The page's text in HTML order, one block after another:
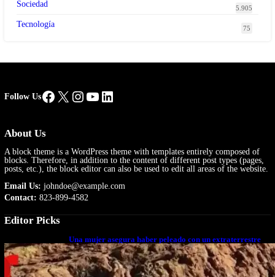
Sociedad 5.905
Tecnología 75
Follow UsFacebook
X Instagram
YouTube
LinkedIn
About Us
A block theme is a WordPress theme with templates entirely composed of
blocks. Therefore, in addition to the content of different post types (pages,
posts, etc.), the block editor can also be used to edit all areas of the website.
Email Us: johndoe@example.com
Contact: 823-899-4582
Editor Picks
Una mujer asegura haber peleado con un extraterrestre
cuerpo a cuerpo